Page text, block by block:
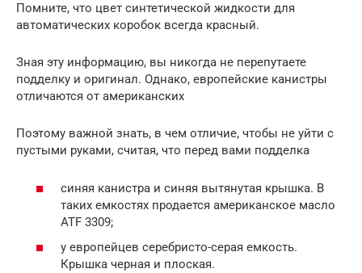
Помните, что цвет синтетической жидкости для
автоматических коробок всегда красный.
Зная эту информацию, вы никогда не перепутаете
подделку и оригинал. Однако, европейские канистры
отличаются от американских
Поэтому важной знать, в чем отличие, чтобы не уйти с
пустыми руками, считая, что перед вами подделка
синяя канистра и синяя вытянутая крышка. В
таких емкостях продается американское масло
ATF 3309;
у европейцев серебристо-серая емкость.
Крышка черная и плоская.